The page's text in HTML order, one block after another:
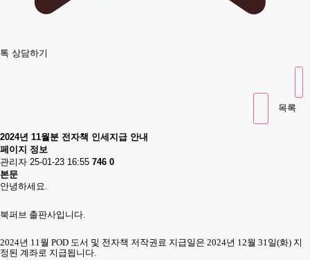
톡 상담하기
목록
2024년 11월분 전자책 인세지급 안내
페이지 정보
관리자 25-01-23 16:55 746 0
본문
안녕하세요.
북퍼브 출판사입니다
2024년 11월 POD 도서 및 전자책 저작권료 지급일은 2024년 12월 31일(화) 지
정된 계좌로 지급됩니다.